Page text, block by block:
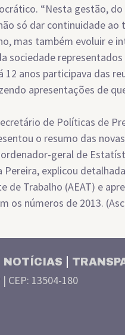
“Nesta gestão,
só dar continuidade ao
mas também evoluir e
sociedade representados
12 anos participava das
apresentações de
de Políticas de
o resumo das
geral de
Pereira, explicou
de Trabalho (AEAT) e
os números de 2013.
NOTÍCIAS
CEP: 13504-180